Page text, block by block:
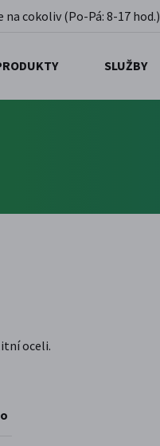
na cokoliv (Po-Pá: 8-17 hod.)
SLUŽBY
oceli.